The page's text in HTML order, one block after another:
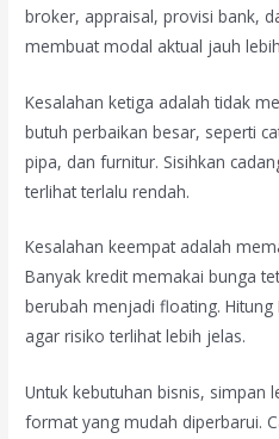
broker, appraisal, provisi bank,
membuat modal aktual jauh
Kesalahan ketiga adalah tidak
butuh perbaikan besar, seperti
pipa, dan furnitur. Sisihkan
terlihat terlalu rendah.
Kesalahan keempat adalah
Banyak kredit memakai bunga
berubah menjadi floating.
agar risiko terlihat lebih jelas.
Untuk kebutuhan bisnis, simpan
format yang mudah diperbarui.